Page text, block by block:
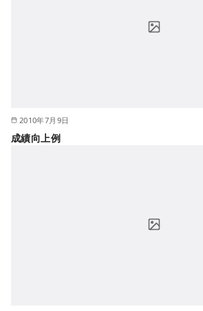
2010年7月9日
成績向上例